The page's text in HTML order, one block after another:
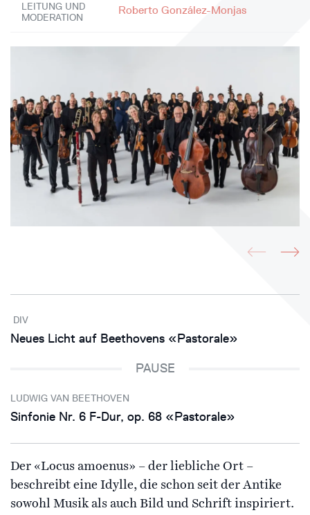
LEITUNG UND
MODERATION
Roberto González-Monjas
DIV
Neues Licht auf Beethovens «Pastorale»
PAUSE
LUDWIG VAN BEETHOVEN
Sinfonie Nr. 6 F-Dur, op. 68 «Pastorale»
Der «Locus amoenus» – der liebliche Ort –
beschreibt eine Idylle, die schon seit der Antike
sowohl Musik als auch Bild und Schrift inspiriert.